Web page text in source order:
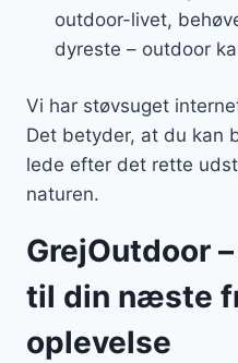
outdoor-livet,
dyreste – outdoor
Vi har støvsuget
Det betyder, at du kan
lede efter det rette
naturen.
GrejOutdoor
til din næste
oplevelse